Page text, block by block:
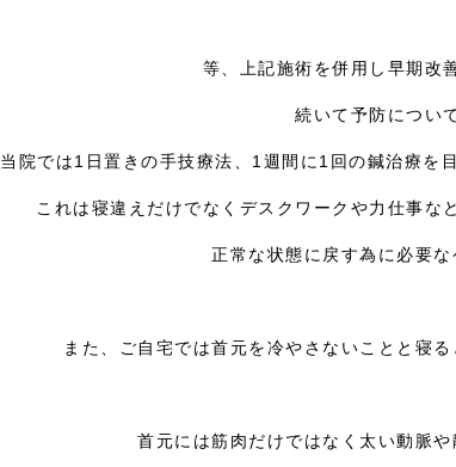
等、上記施術を併用し早期改
続いて予防につい
当院では1日置きの手技療法、1週間に1回の鍼治療を
これは寝違えだけでなくデスクワークや力仕事な
正常な状態に戻す為に必要な
また、ご自宅では首元を冷やさないことと寝
首元には筋肉だけではなく太い動脈